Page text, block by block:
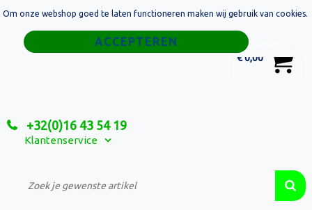
€ 0,00
+32(0)16 43 54 19
Klantenservice
Home
Relatiegeschenken
Custom Made Projecten
Om onze webshop goed te laten functioneren maken wij gebruik van cookies.